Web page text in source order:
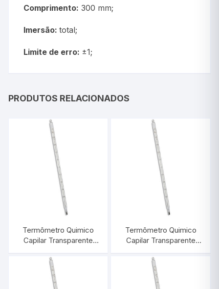
Comprimento: 300 mm;
Imersão:total;
Limite de erro: ±1;
PRODUTOS RELACIONADOS
Termômetro Quimico
Capilar Transparente
INCOTERM 5009
Termômetro Quimico
Capilar Transparente
INCOTERM 5001